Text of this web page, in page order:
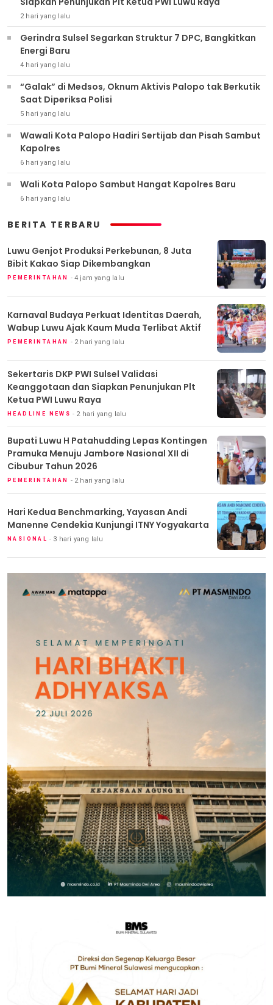
2 hari yang lalu
Gerindra Sulsel Segarkan Struktur 7 DPC, Bangkitkan
Energi Baru
4 hari yang lalu
“Galak” di Medsos, Oknum Aktivis Palopo tak Berkutik
Saat Diperiksa Polisi
5 hari yang lalu
Wawali Kota Palopo Hadiri Sertijab dan Pisah Sambut
Kapolres
6 hari yang lalu
Wali Kota Palopo Sambut Hangat Kapolres Baru
6 hari yang lalu
BERITA TERBARU
Luwu Genjot Produksi Perkebunan, 8 Juta
Bibit Kakao Siap Dikembangkan
PEMERINTAHAN 4 jam yang lalu
Karnaval Budaya Perkuat Identitas Daerah,
Wabup Luwu Ajak Kaum Muda Terlibat Aktif
PEMERINTAHAN 2 hari yang lalu
Sekertaris DKP PWI Sulsel Validasi
Keanggotaan dan Siapkan Penunjukan Plt
Ketua PWI Luwu Raya
HEADLINE NEWS 2 hari yang lalu
Bupati Luwu H Patahudding Lepas Kontingen
Pramuka Menuju Jambore Nasional XII di
Cibubur Tahun 2026
PEMERINTAHAN 2 hari yang lalu
Hari Kedua Benchmarking, Yayasan Andi
Manenne Cendekia Kunjungi ITNY Yogyakarta
NASIONAL 3 hari yang lalu